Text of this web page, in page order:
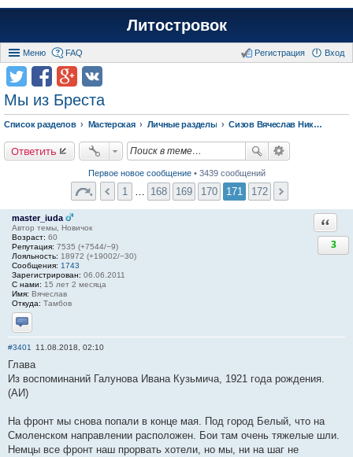
Литостровок
Меню FAQ Вход
Регистрация
Мы из Бреста
Список разделов Мастерская Личные разделы Сизов Вячеслав Николаевич.
Ответить
Первое новое сообщение• 3439 сообщений
1 168 169 170 171 172
master_iuda
Автор темы, Новичок
Возраст: 60
Репутация: 7535 (+7544/−9)
Лояльность: 18972 (+19002/−30)
Сообщения: 1743
Зарегистрирован: 06.06.2011
С нами: 15 лет 2 месяца
Имя: Вячеслав
Откуда: Тамбов
Отправить личное сообщение
3
#3401 11.08.2018, 02:10
Глава
Из воспоминаний Галунова Ивана Кузьмича, 1921 года рождения.
(АИ)
На фронт мы снова попали в конце мая. Под город Белый, что на
Смоленском направлении расположен. Бои там очень тяжелые шли.
Немцы все фронт наш прорвать хотели, но мы, ни на шаг не